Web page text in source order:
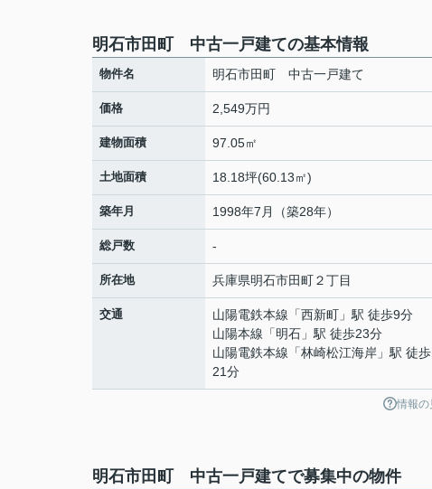
明石市田町 中古一戸建ての基本情報
物件名 明石市田町 中古一戸建て
価格 2,549万円
建物面積 97.05㎡
土地面積 18.18坪(60.13㎡)
築年月 1998年7月（築28年）
総戸数 -
所在地 兵庫県明石市田町２丁目
交通 山陽電鉄本線 「西新町 」駅 徒歩9分
山陽本線 「明石 」駅 徒歩23分
山陽電鉄本線 「林崎松江海岸 」駅 徒歩
21分
情報の
明石市田町 中古一戸建てで募集中の物件